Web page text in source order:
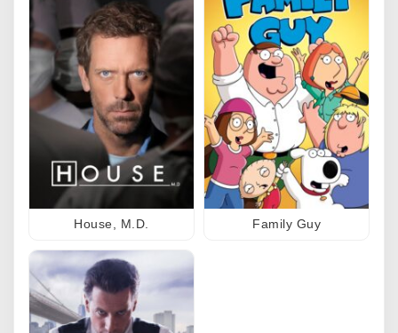
House, M.D. Family Guy